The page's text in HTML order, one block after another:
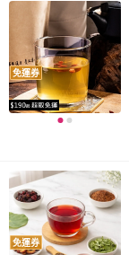
免運券
免運券